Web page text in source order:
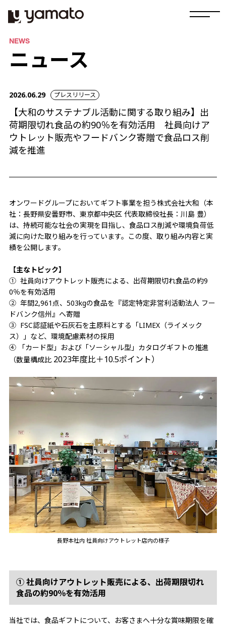
NEWS
ニュース
2026.06.29 プレスリリース
【大和のサステナブル活動に関する取り組み】出
荷期限切れ食品の約90％を有効活用 社員向けア
ウトレット販売やフードバンク寄贈で食品ロス削
減を推進
オンワードグループにおいてギフト事業を担う株式会社大和（本
社：長野県安曇野市、東京都中央区 代表取締役社長：川島 豊）
は、持続可能な社会の実現を目指し、食品ロス削減や環境負荷低
減に向けた取り組みを行っています。この度、取り組み内容と実
績を公開します。
【主なトピック】
① 社員向けアウトレット販売による、出荷期限切れ食品の約9
0％を有効活用
② 年間2,961点、503kgの食品を『認定特定非営利活動法人 フー
ドバンク信州』へ寄贈
③ FSC認証紙や石灰石を主原料とする「LIMEX（ライメック
ス）」など、環境配慮素材の採用
④ 「カード型」および「ソーシャル型」カタログギフトの推進
（数量構成比 2023年度比＋10.5ポイント）
長野本社内 社員向けアウトレット店内の様子
① 社員向けアウトレット販売による、出荷期限切れ
食品の約90％を有効活用
当社では、食品ギフトについて、お客さまへ十分な賞味期限を確